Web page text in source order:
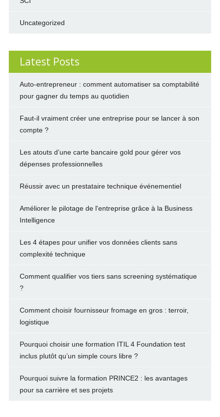
Uncategorized
Latest Posts
Auto-entrepreneur : comment automatiser sa comptabilité
pour gagner du temps au quotidien
Faut-il vraiment créer une entreprise pour se lancer à son
compte ?
Les atouts d’une carte bancaire gold pour gérer vos
dépenses professionnelles
Réussir avec un prestataire technique événementiel
Améliorer le pilotage de l'entreprise grâce à la Business
Intelligence
Les 4 étapes pour unifier vos données clients sans
complexité technique
Comment qualifier vos tiers sans screening systématique
?
Comment choisir fournisseur fromage en gros : terroir,
logistique
Pourquoi choisir une formation ITIL 4 Foundation test
inclus plutôt qu’un simple cours libre ?
Pourquoi suivre la formation PRINCE2 : les avantages
pour sa carrière et ses projets